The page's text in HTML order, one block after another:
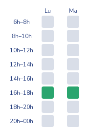
Lu Ma
6h–8h
8h–10h
10h–12h
12h–14h
14h–16h
16h–18h
18h–20h
20h–00h